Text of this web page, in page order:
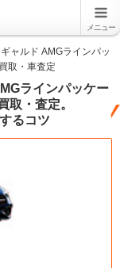
メニュー
ャルド AMGラインパッ
取・車査定
ラインパッケー
取・査定。
るコツ